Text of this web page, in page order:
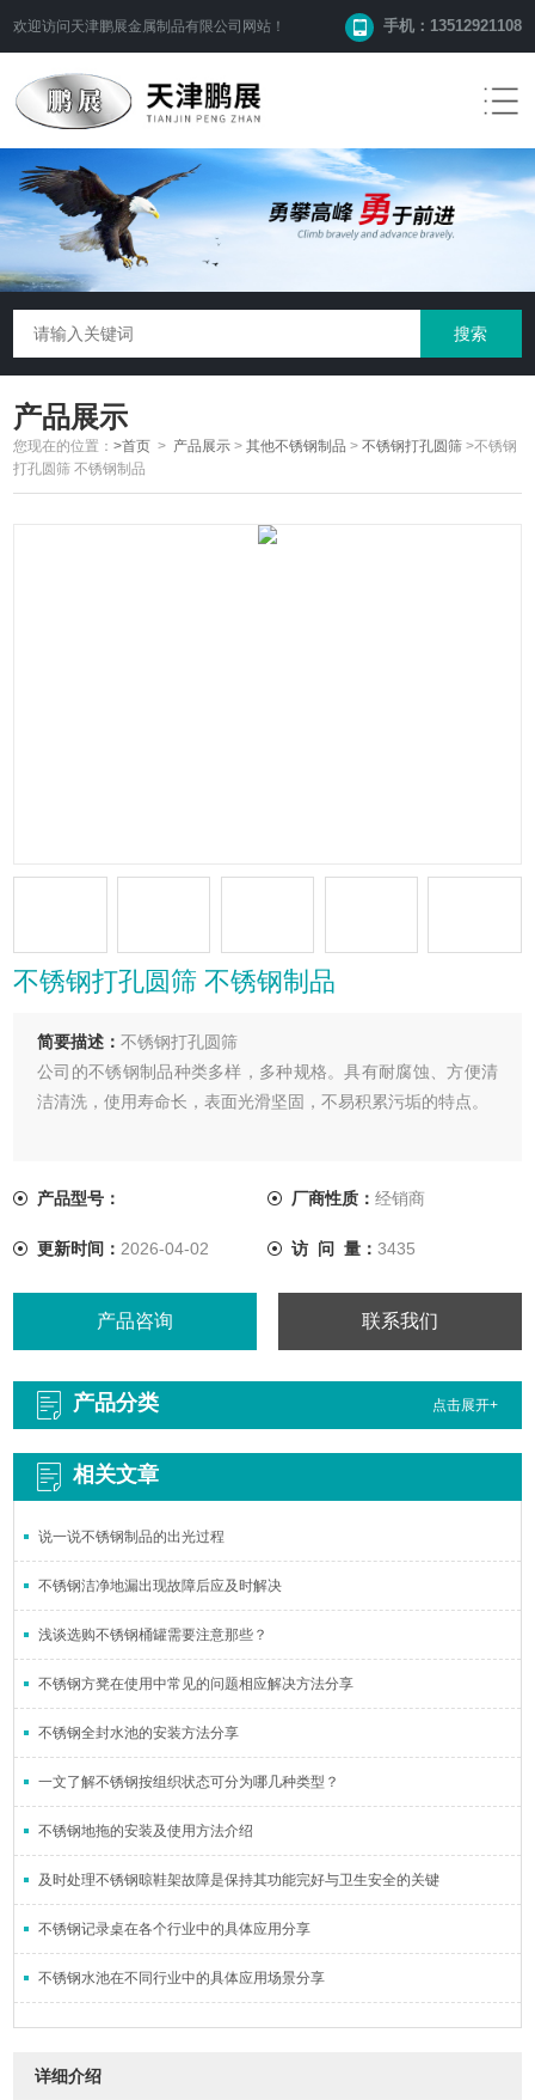
欢迎访问 天津鹏展金属制品有限公司 网站！ 手机：13512921108
产品展示
您现在的位置：>首页 > 产品展示 >其他不锈钢制品 >不锈钢打孔圆筛 >不锈钢
打孔圆筛 不锈钢制品
不锈钢打孔圆筛 不锈钢制品
简要描述：不锈钢打孔圆筛
公司的不锈钢制品种类多样，多种规格。具有耐腐蚀、方便清
洁清洗，使用寿命长，表面光滑坚固，不易积累污垢的特点。
产品型号： 厂商性质： 经销商
更新时间： 2026-04-02 访 问 量： 3435
产品咨询 联系我们
产品分类 点击展开+
相关文章
说一说不锈钢制品的出光过程
不锈钢洁净地漏出现故障后应及时解决
浅谈选购不锈钢桶罐需要注意那些？
不锈钢方凳在使用中常见的问题相应解决方法分享
不锈钢全封水池的安装方法分享
一文了解不锈钢按组织状态可分为哪几种类型？
不锈钢地拖的安装及使用方法介绍
及时处理不锈钢晾鞋架故障是保持其功能完好与卫生安全的关键
不锈钢记录桌在各个行业中的具体应用分享
不锈钢水池在不同行业中的具体应用场景分享
详细介绍